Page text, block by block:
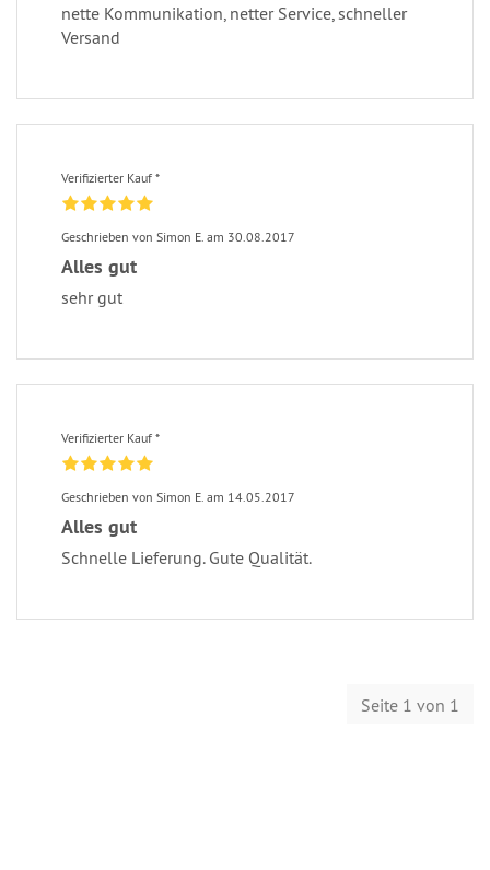
nette Kommunikation, netter Service, schneller
Versand
Verifizierter Kauf *
Geschrieben von Simon E. am 30.08.2017
Alles gut
sehr gut
Verifizierter Kauf *
Geschrieben von Simon E. am 14.05.2017
Alles gut
Schnelle Lieferung. Gute Qualität.
Seite 1 von 1